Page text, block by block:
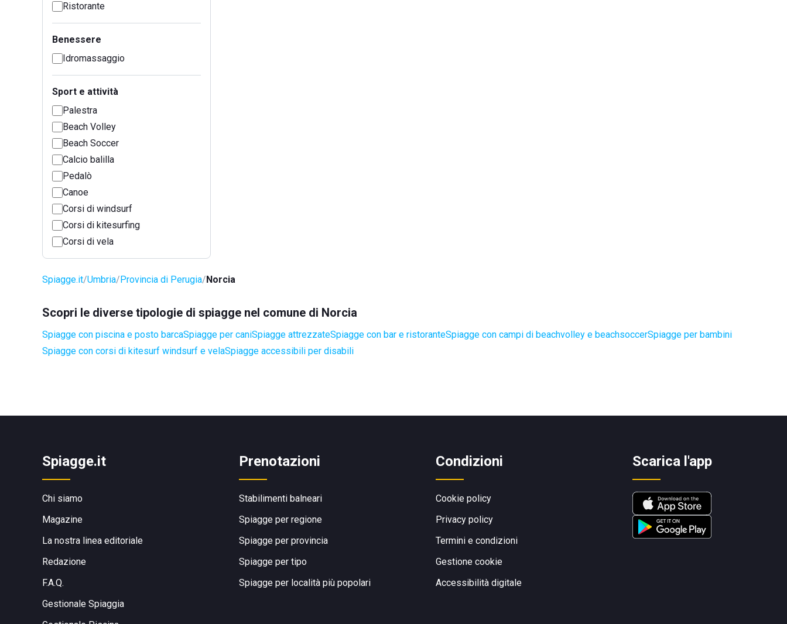
Ristorante
Benessere
Idromassaggio
Sport e attività
Palestra
Beach Volley
Beach Soccer
Calcio balilla
Pedalò
Canoe
Corsi di windsurf
Corsi di kitesurfing
Corsi di vela
Spiagge.it Umbria Provincia di Perugia Norcia
Scopri le diverse tipologie di spiagge nel comune di Norcia
Spiagge con piscina e posto barcaSpiagge per caniSpiagge attrezzateSpiagge con bar e ristoranteSpiagge con campi di beachvolley e beachsoccerSpiagge per bambini
Spiagge con corsi di kitesurf windsurf e velaSpiagge accessibili per disabili
Spiagge.it
Chi siamo
Magazine
La nostra linea editoriale
Redazione
F.A.Q.
Gestionale Spiaggia
Prenotazioni
Stabilimenti balneari
Spiagge per regione
Spiagge per provincia
Spiagge per tipo
Spiagge per località più popolari
Condizioni
Cookie policy
Privacy policy
Termini e condizioni
Gestione cookie
Accessibilità digitale
Scarica l'app